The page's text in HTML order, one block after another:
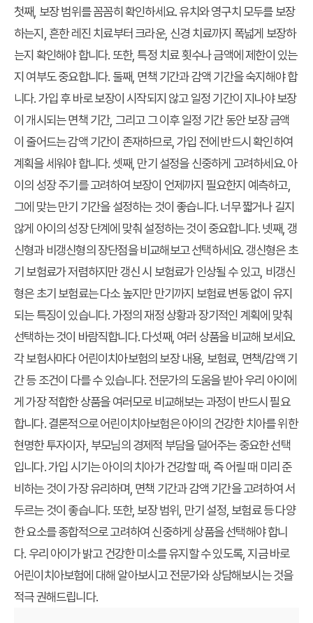
첫째, 보장 범위를 꼼꼼히 확인하세요. 유치와 영구치 모두를 보장
하는지, 흔한 레진 치료부터 크라운, 신경 치료까지 폭넓게 보장하
는지 확인해야 합니다. 또한, 특정 치료 횟수나 금액에 제한이 있는
지 여부도 중요합니다. 둘째, 면책 기간과 감액 기간을 숙지해야 합
니다. 가입 후 바로 보장이 시작되지 않고 일정 기간이 지나야 보장
이 개시되는 면책 기간, 그리고 그 이후 일정 기간 동안 보장 금액
이 줄어드는 감액 기간이 존재하므로, 가입 전에 반드시 확인하여
계획을 세워야 합니다. 셋째, 만기 설정을 신중하게 고려하세요. 아
이의 성장 주기를 고려하여 보장이 언제까지 필요한지 예측하고,
그에 맞는 만기 기간을 설정하는 것이 좋습니다. 너무 짧거나 길지
않게 아이의 성장 단계에 맞춰 설정하는 것이 중요합니다. 넷째, 갱
신형과 비갱신형의 장단점을 비교해보고 선택하세요. 갱신형은 초
기 보험료가 저렴하지만 갱신 시 보험료가 인상될 수 있고, 비갱신
형은 초기 보험료는 다소 높지만 만기까지 보험료 변동 없이 유지
되는 특징이 있습니다. 가정의 재정 상황과 장기적인 계획에 맞춰
선택하는 것이 바람직합니다. 다섯째, 여러 상품을 비교해 보세요.
각 보험사마다 어린이치아보험의 보장 내용, 보험료, 면책/감액 기
간 등 조건이 다를 수 있습니다. 전문가의 도움을 받아 우리 아이에
게 가장 적합한 상품을 여러모로 비교해보는 과정이 반드시 필요
합니다. 결론적으로 어린이치아보험은 아이의 건강한 치아를 위한
현명한 투자이자, 부모님의 경제적 부담을 덜어주는 중요한 선택
입니다. 가입 시기는 아이의 치아가 건강할 때, 즉 어릴 때 미리 준
비하는 것이 가장 유리하며, 면책 기간과 감액 기간을 고려하여 서
두르는 것이 좋습니다. 또한, 보장 범위, 만기 설정, 보험료 등 다양
한 요소를 종합적으로 고려하여 신중하게 상품을 선택해야 합니
다. 우리 아이가 밝고 건강한 미소를 유지할 수 있도록, 지금 바로
어린이치아보험에 대해 알아보시고 전문가와 상담해보시는 것을
적극 권해드립니다.